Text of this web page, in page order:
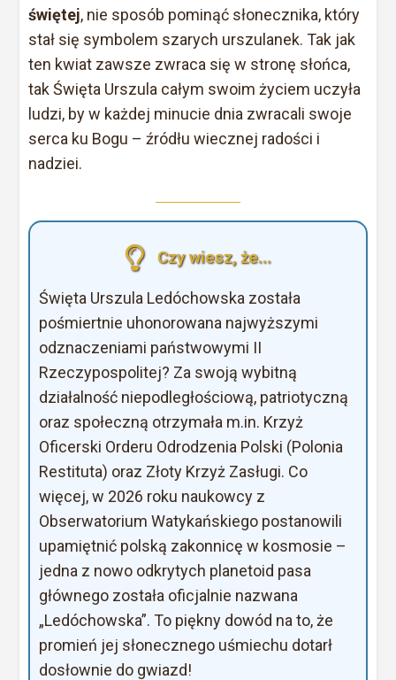
świętej, nie sposób pominąć słonecznika, który
stał się symbolem szarych urszulanek. Tak jak
ten kwiat zawsze zwraca się w stronę słońca,
tak Święta Urszula całym swoim życiem uczyła
ludzi, by w każdej minucie dnia zwracali swoje
serca ku Bogu – źródłu wiecznej radości i
nadziei.
Czy wiesz, że...
Święta Urszula Ledóchowska została
pośmiertnie uhonorowana najwyższymi
odznaczeniami państwowymi II
Rzeczypospolitej? Za swoją wybitną
działalność niepodległościową, patriotyczną
oraz społeczną otrzymała m.in. Krzyż
Oficerski Orderu Odrodzenia Polski (Polonia
Restituta) oraz Złoty Krzyż Zasługi. Co
więcej, w 2026 roku naukowcy z
Obserwatorium Watykańskiego postanowili
upamiętnić polską zakonnicę w kosmosie –
jedna z nowo odkrytych planetoid pasa
głównego została oficjalnie nazwana
„Ledóchowska”. To piękny dowód na to, że
promień jej słonecznego uśmiechu dotarł
dosłownie do gwiazd!